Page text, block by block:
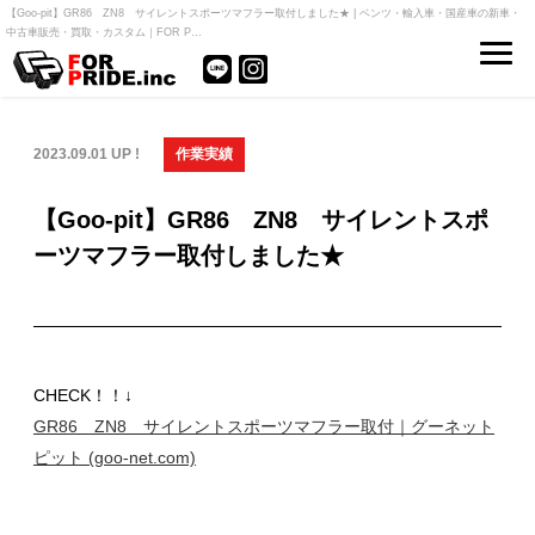
【Goo-pit】GR86 ZN8 サイレントスポーツマフラー取付しました★ | ベンツ・輸入車・国産車の新車・
中古車販売・買取・カスタム｜FOR P…
2023.09.01 UP ! 作業実績
【Goo-pit】GR86 ZN8 サイレントスポ
ーツマフラー取付しました★
CHECK！！↓
GR86 ZN8 サイレントスポーツマフラー取付｜グーネット
ピット (goo-net.com)